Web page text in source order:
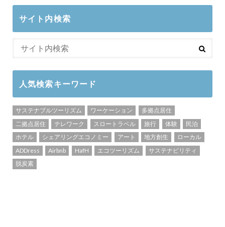
サイト内検索
人気検索キーワード
サステナブルツーリズム ワーケーション
多拠点居住
二拠点居住
テレワーク スロートラベル 旅行 体験
民泊
ホテル
シェアリングエコノミー アート 地方創生
ローカル
ADDress
Airbnb HafH エコツーリズム
サステナビリティ
脱炭素